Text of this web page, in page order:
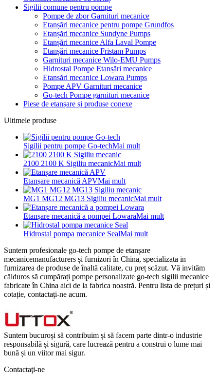
Sigilii comune pentru pompe
Pompe de zbor Garnituri mecanice
Etanșări mecanice pentru pompe Grundfos
Etanșări mecanice Sundyne Pumps
Etanșări mecanice Alfa Laval Pompe
Etanșări mecanice Fristam Pumps
Garnituri mecanice Wilo-EMU Pumps
Hidrostal Pompe Etanșări mecanice
Etansări mecanice Lowara Pumps
Pompe APV Garnituri mecanice
Go-tech Pompe garnituri mecanice
Piese de etanșare și produse conexe
Ultimele produse
Sigilii pentru pompe Go-techMai mult
2100 2100 K Sigiliu mecanicMai mult
Etanșare mecanică APVMai mult
MG1 MG12 MG13 Sigiliu mecanicMai mult
Etanșare mecanică a pompei LowaraMai mult
Hidrostal pompa mecanice SealMai mult
Suntem profesionale go-tech pompe de etanșare
mecanicemanufacturers și furnizori în China, specializata in
furnizarea de produse de înaltă calitate, cu preț scăzut. Vă invităm
călduros să cumpărați pompe personalizate go-tech sigilii mecanice
fabricate în China aici de la fabrica noastră. Pentru lista de prețuri și
cotație, contactați-ne acum.
Suntem bucuroși să contribuim și să facem parte dintr-o industrie
responsabilă și sigură, care lucrează pentru a construi o lume mai
bună și un viitor mai sigur.
Contactaţi-ne